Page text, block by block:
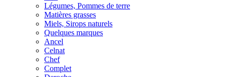
Légumes, Pommes de terre
Matières grasses
Miels, Sirops naturels
Quelques marques
Ancel
Celnat
Chef
Complet